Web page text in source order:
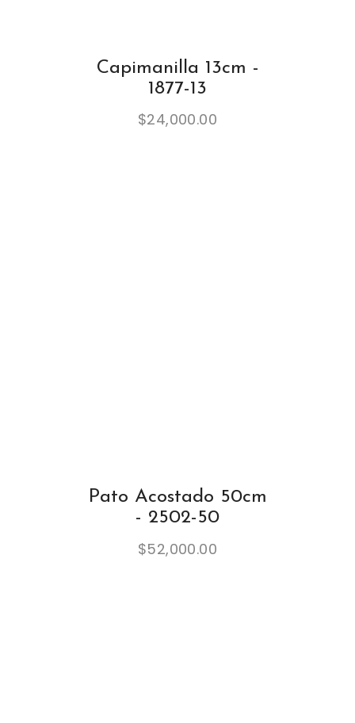
Capimanilla 13cm -
1877-13
$24,000.00
Pato Acostado 50cm
- 2502-50
$52,000.00